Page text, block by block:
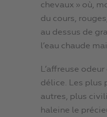
chevaux » où,
du cours,
au dessus de
l’eau chaude
L’affreuse
délice. Les plus
autres, plus
haleine le